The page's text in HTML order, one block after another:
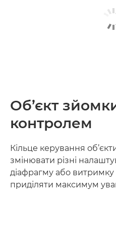
Об’єкт
контролем
Кільце керування
змінювати різні
діафрагму або
приділяти максимум